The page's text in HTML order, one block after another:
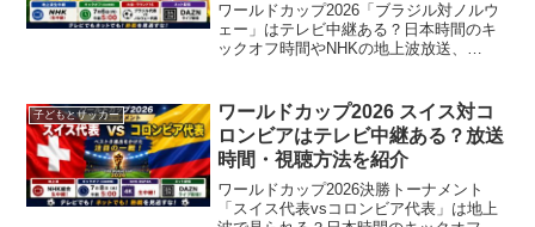
ワールドカップ2026「ブラジル対ノルウ
ェー」はテレビ中継ある？日本時間のキ
ックオフ時間やNHKの地上波放送、
子どもとサッカー
ワールドカップ2026 スイス対コ
ロンビアはテレビ中継ある？放送
時間・視聴方法を紹介
ワールドカップ2026決勝トーナメント
「スイス代表vsコロンビア代表」は地上